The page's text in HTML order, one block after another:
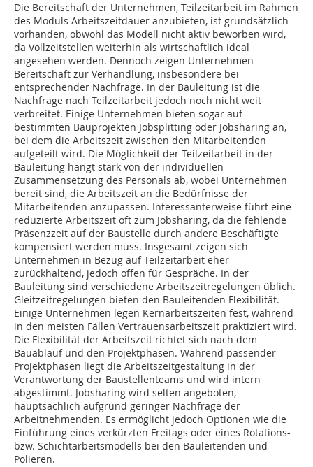
Die Bereitschaft der Unternehmen, Teilzeitarbeit im Rahmen
des Moduls Arbeitszeitdauer anzubieten, ist grundsätzlich
vorhanden, obwohl das Modell nicht aktiv beworben wird,
da Vollzeitstellen weiterhin als wirtschaftlich ideal
angesehen werden. Dennoch zeigen Unternehmen
Bereitschaft zur Verhandlung, insbesondere bei
entsprechender Nachfrage. In der Bauleitung ist die
Nachfrage nach Teilzeitarbeit jedoch noch nicht weit
verbreitet. Einige Unternehmen bieten sogar auf
bestimmten Bauprojekten Jobsplitting oder Jobsharing an,
bei dem die Arbeitszeit zwischen den Mitarbeitenden
aufgeteilt wird. Die Möglichkeit der Teilzeitarbeit in der
Bauleitung hängt stark von der individuellen
Zusammensetzung des Personals ab, wobei Unternehmen
bereit sind, die Arbeitszeit an die Bedürfnisse der
Mitarbeitenden anzupassen. Interessanterweise führt eine
reduzierte Arbeitszeit oft zum Jobsharing, da die fehlende
Präsenzzeit auf der Baustelle durch andere Beschäftigte
kompensiert werden muss. Insgesamt zeigen sich
Unternehmen in Bezug auf Teilzeitarbeit eher
zurückhaltend, jedoch offen für Gespräche. In der
Bauleitung sind verschiedene Arbeitszeitregelungen üblich.
Gleitzeitregelungen bieten den Bauleitenden Flexibilität.
Einige Unternehmen legen Kernarbeitszeiten fest, während
in den meisten Fällen Vertrauensarbeitszeit praktiziert wird.
Die Flexibilität der Arbeitszeit richtet sich nach dem
Bauablauf und den Projektphasen. Während passender
Projektphasen liegt die Arbeitszeitgestaltung in der
Verantwortung der Baustellenteams und wird intern
abgestimmt. Jobsharing wird selten angeboten,
hauptsächlich aufgrund geringer Nachfrage der
Arbeitnehmenden. Es ermöglicht jedoch Optionen wie die
Einführung eines verkürzten Freitags oder eines Rotations-
bzw. Schichtarbeitsmodells bei den Bauleitenden und
Polieren.